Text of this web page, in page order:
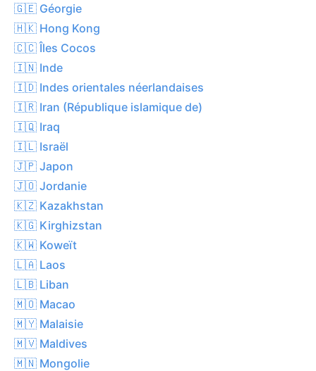
🇬🇪 Géorgie
🇭🇰 Hong Kong
🇨🇨 Îles Cocos
🇮🇳 Inde
🇮🇩 Indes orientales néerlandaises
🇮🇷 Iran (République islamique de)
🇮🇶 Iraq
🇮🇱 Israël
🇯🇵 Japon
🇯🇴 Jordanie
🇰🇿 Kazakhstan
🇰🇬 Kirghizstan
🇰🇼 Koweït
🇱🇦 Laos
🇱🇧 Liban
🇲🇴 Macao
🇲🇾 Malaisie
🇲🇻 Maldives
🇲🇳 Mongolie